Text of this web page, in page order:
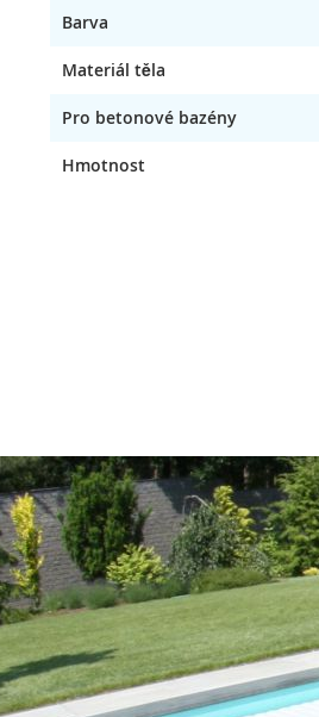
Barva
Materiál těla
Pro betonové bazény
Hmotnost